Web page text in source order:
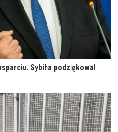
Sybiha podziękował